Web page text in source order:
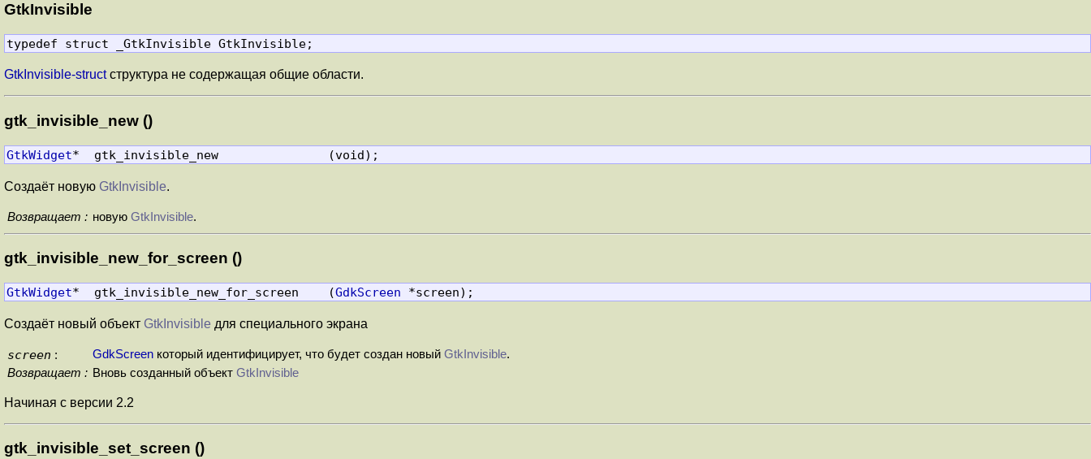
GtkInvisible
typedef struct _GtkInvisible GtkInvisible;
GtkInvisible-structструктура не содержащая общие области.
gtk_invisible_new ()
GtkWidget*  gtk_invisible_new               (void);
Создаёт новую GtkInvisible.
Возвращает : новую GtkInvisible.
gtk_invisible_new_for_screen ()
GtkWidget*  gtk_invisible_new_for_screen    (GdkScreen *screen);
Создаёт новый объект GtkInvisible для специального экрана
screen : GdkScreen который идентифицирует, что будет создан новый GtkInvisible.
Возвращает : Вновь созданный объект GtkInvisible
Начиная с версии 2.2
gtk_invisible_set_screen ()